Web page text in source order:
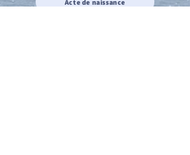
Acte de naissance